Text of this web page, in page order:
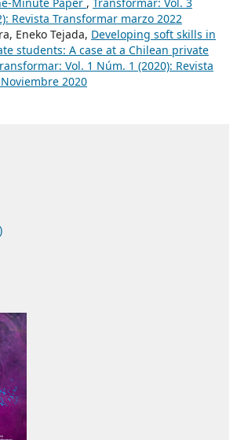
Revista Transformar marzo 2022
Eneko Tejada, Developing soft skills in
students: A case at a Chilean private
Vol. 1 Núm. 1 (2020): Revista
2020